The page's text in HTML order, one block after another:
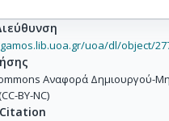
uoa/dl/object/
Αναφορά Δημιουργού-
BY-NC)